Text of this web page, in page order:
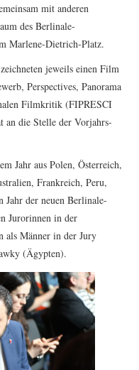
mit anderen
des Berlinale-
Marlene-Dietrich-Platz.
jeweils einen Film
Perspectives, Panorama
Filmkritik (FIPRESCI
an die Stelle der Vorjahrs-
Jahr aus Polen, Österreich,
Frankreich, Peru,
der neuen Berlinale-
Jurorinnen in der
als Männer in der Jury
(Ägypten).